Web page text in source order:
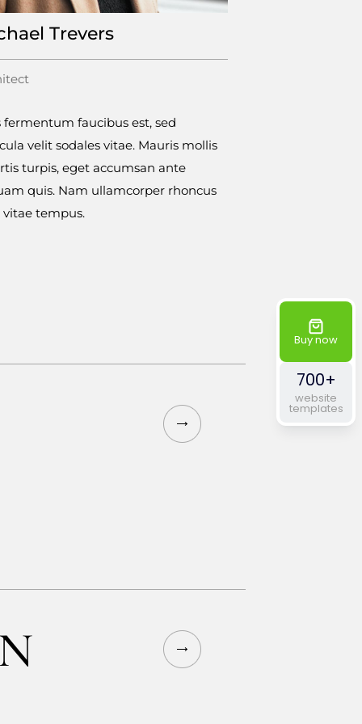
Trevers
fermentum faucibus est, sed
velit sodales vitae. Mauris mollis
turpis, eget accumsan ante
quis. Nam ullamcorper rhoncus
vitae tempus.
Buy now
700+
website
templates